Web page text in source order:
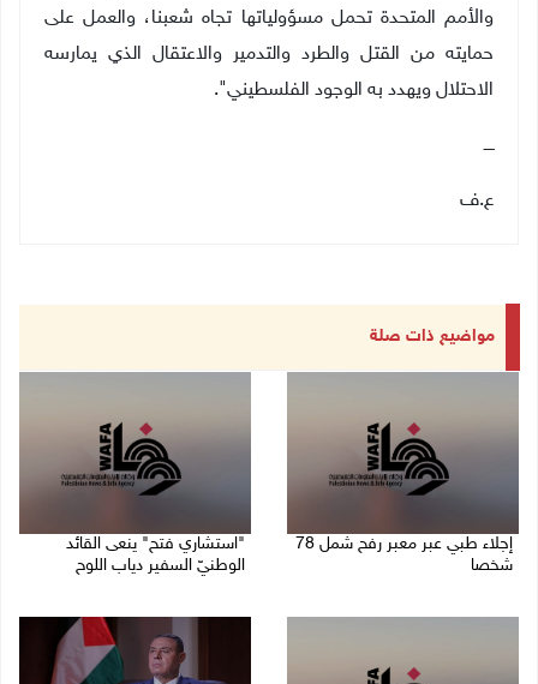
والأمم المتحدة تحمل مسؤولياتها تجاه شعبنا، والعمل على
حمايته من القتل والطرد والتدمير والاعتقال الذي يمارسه
الاحتلال ويهدد به الوجود الفلسطيني".
ــــ
ع.ف
مواضيع ذات صلة
إجلاء طبي عبر معبر رفح شمل 78
شخصا
"استشاري فتح" ينعى القائد
الوطنيّ السفير دياب اللوح